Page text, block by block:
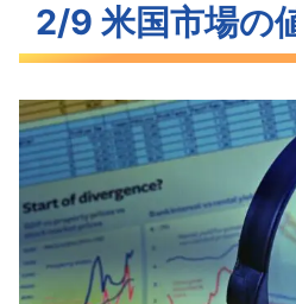
連日の下落となっ
続騰したVIX
S&P500ヒートマ
セクター別パフォー
押し目が入りそう
2/9 米国市場の